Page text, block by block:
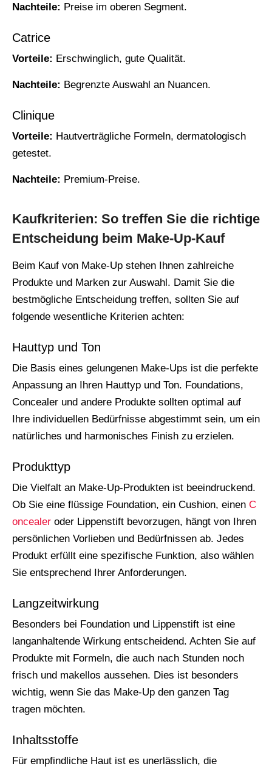
Nachteile: Preise im oberen Segment.
Catrice
Vorteile: Erschwinglich, gute Qualität.
Nachteile: Begrenzte Auswahl an Nuancen.
Clinique
Vorteile: Hautverträgliche Formeln, dermatologisch
getestet.
Nachteile: Premium-Preise.
Kaufkriterien: So treffen Sie die richtige
Entscheidung beim Make-Up-Kauf
Beim Kauf von Make-Up stehen Ihnen zahlreiche
Produkte und Marken zur Auswahl. Damit Sie die
bestmögliche Entscheidung treffen, sollten Sie auf
folgende wesentliche Kriterien achten:
Hauttyp und Ton
Die Basis eines gelungenen Make-Ups ist die perfekte
Anpassung an Ihren Hauttyp und Ton. Foundations,
Concealer und andere Produkte sollten optimal auf
Ihre individuellen Bedürfnisse abgestimmt sein, um ein
natürliches und harmonisches Finish zu erzielen.
Produkttyp
Die Vielfalt an Make-Up-Produkten ist beeindruckend.
Ob Sie eine flüssige Foundation, ein Cushion, einen C
oncealer oder Lippenstift bevorzugen, hängt von Ihren
persönlichen Vorlieben und Bedürfnissen ab. Jedes
Produkt erfüllt eine spezifische Funktion, also wählen
Sie entsprechend Ihrer Anforderungen.
Langzeitwirkung
Besonders bei Foundation und Lippenstift ist eine
langanhaltende Wirkung entscheidend. Achten Sie auf
Produkte mit Formeln, die auch nach Stunden noch
frisch und makellos aussehen. Dies ist besonders
wichtig, wenn Sie das Make-Up den ganzen Tag
tragen möchten.
Inhaltsstoffe
Für empfindliche Haut ist es unerlässlich, die